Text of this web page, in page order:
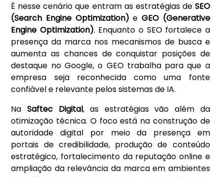
É nesse cenário que entram as estratégias de SEO
(Search Engine Optimization) e GEO (Generative
Engine Optimization). Enquanto o SEO fortalece a
presença da marca nos mecanismos de busca e
aumenta as chances de conquistar posições de
destaque no Google, o GEO trabalha para que a
empresa seja reconhecida como uma fonte
confiável e relevante pelos sistemas de IA.
NaSaftec Digital, as estratégias vão além da
otimização técnica. O foco está na construção de
autoridade digital por meio da presença em
portais de credibilidade, produção de conteúdo
estratégico, fortalecimento da reputação online e
ampliação da relevância da marca em ambientes